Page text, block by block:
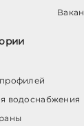
водоснабжения